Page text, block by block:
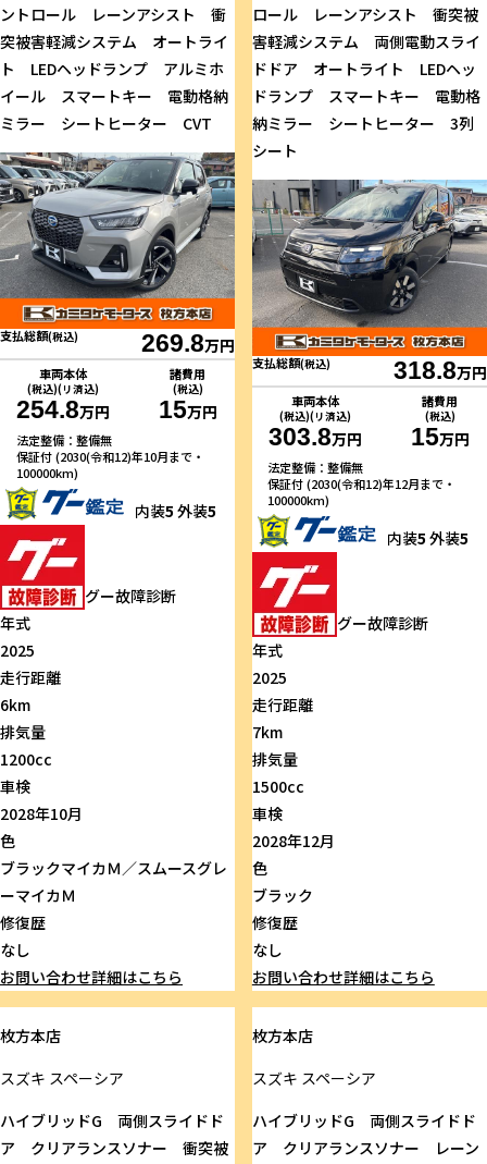
ントロール レーンアシスト 衝
突被害軽減システム オートライ
ト LEDヘッドランプ アルミホ
イール スマートキー 電動格納
ミラー シートヒーター CVT
支払総額(税込) 269.8万円
車両本体
(税込)(リ済込)
254.8万円
諸費用
(税込)
15万円
法定整備：整備無
保証付 (2030(令和12)年10月まで・
100000km)
内装5 外装5
グー故障診断
年式
2025
走行距離
6km
排気量
1200cc
車検
2028年10月
色
ブラックマイカＭ／スムースグレ
ーマイカＭ
修復歴
なし
お問い合わせ詳細はこちら
ロール レーンアシスト 衝突被
害軽減システム 両側電動スライ
ドドア オートライト LEDヘッ
ドランプ スマートキー 電動格
納ミラー シートヒーター 3列
シート
支払総額(税込) 318.8万円
車両本体
(税込)(リ済込)
303.8万円
諸費用
(税込)
15万円
法定整備：整備無
保証付 (2030(令和12)年12月まで・
100000km)
内装5 外装5
グー故障診断
年式
2025
走行距離
7km
排気量
1500cc
車検
2028年12月
色
ブラック
修復歴
なし
お問い合わせ詳細はこちら
枚方本店
スズキ スペーシア
ハイブリッドG 両側スライドド
ア クリアランスソナー 衝突被
枚方本店
スズキ スペーシア
ハイブリッドG 両側スライドド
ア クリアランスソナー レーン